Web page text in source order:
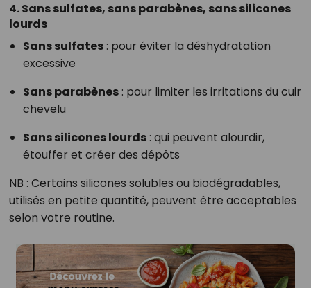
4. Sans sulfates, sans parabènes, sans silicones
lourds
Sans sulfates: pour éviter la déshydratation
excessive
Sans parabènes: pour limiter les irritations du cuir
chevelu
Sans silicones lourds: qui peuvent alourdir,
étouffer et créer des dépôts
NB : Certains silicones solubles ou biodégradables,
utilisés en petite quantité, peuvent être acceptables
selon votre routine.